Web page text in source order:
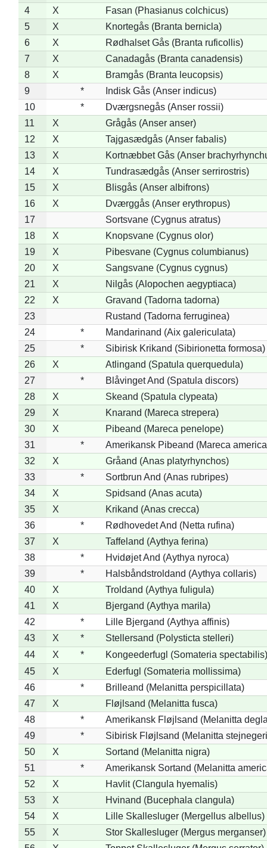
4
X
Fasan (Phasianus colchicus)
5
X
Knortegås (Branta bernicla)
6
X
Rødhalset Gås (Branta ruficollis)
7
X
Canadagås (Branta canadensis)
8
X
Bramgås (Branta leucopsis)
9
*
Indisk Gås (Anser indicus)
10
*
Dværgsnegås (Anser rossii)
11
X
Grågås (Anser anser)
12
X
Tajgasædgås (Anser fabalis)
13
X
Kortnæbbet Gås (Anser
14
X
Tundrasædgås (Anser serrirostris)
15
X
Blisgås (Anser albifrons)
16
X
Dværggås (Anser erythropus)
17
Sortsvane (Cygnus atratus)
18
X
Knopsvane (Cygnus olor)
19
X
Pibesvane (Cygnus columbianus)
20
X
Sangsvane (Cygnus cygnus)
21
X
Nilgås (Alopochen aegyptiaca)
22
X
Gravand (Tadorna tadorna)
23
Rustand (Tadorna ferruginea)
24
*
Mandarinand (Aix galericulata)
25
*
Sibirisk Krikand (Sibirionetta formosa)
26
X
Atlingand (Spatula querquedula)
27
*
Blåvinget And (Spatula discors)
28
X
Skeand (Spatula clypeata)
29
X
Knarand (Mareca strepera)
30
X
Pibeand (Mareca penelope)
31
*
Amerikansk Pibeand (Mareca
32
X
Gråand (Anas platyrhynchos)
33
*
Sortbrun And (Anas rubripes)
34
X
Spidsand (Anas acuta)
35
X
Krikand (Anas crecca)
36
*
Rødhovedet And (Netta rufina)
37
X
Taffeland (Aythya ferina)
38
*
Hvidøjet And (Aythya nyroca)
39
*
Halsbåndstroldand (Aythya collaris)
40
X
Troldand (Aythya fuligula)
41
X
Bjergand (Aythya marila)
42
*
Lille Bjergand (Aythya affinis)
43
X *
Stellersand (Polysticta stelleri)
44
X *
Kongeederfugl (Somateria spectabilis)
45
X
Ederfugl (Somateria mollissima)
46
*
Brilleand (Melanitta perspicillata)
47
X
Fløjlsand (Melanitta fusca)
48
*
Amerikansk Fløjlsand (Melanitta
49
*
Sibirisk Fløjlsand (Melanitta
50
X
Sortand (Melanitta nigra)
51
*
Amerikansk Sortand (Melanitta
52
X
Havlit (Clangula hyemalis)
53
X
Hvinand (Bucephala clangula)
54
X
Lille Skallesluger (Mergellus albellus)
55
X
Stor Skallesluger (Mergus merganser)